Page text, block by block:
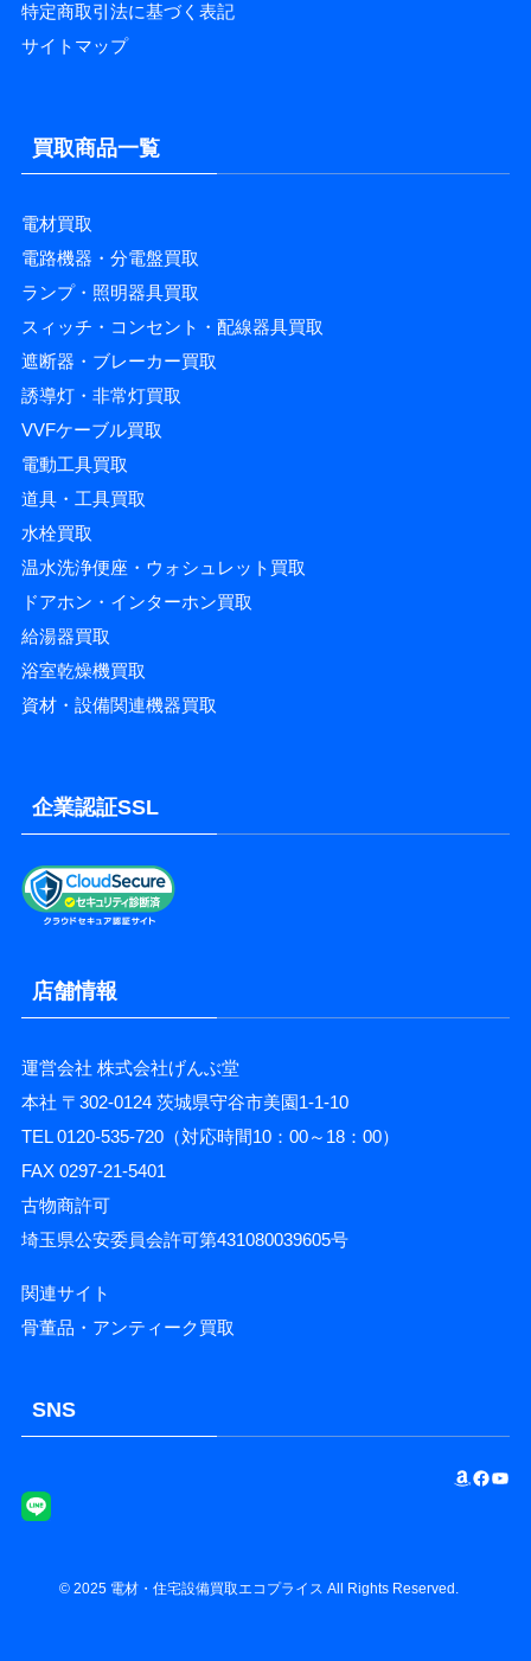
特定商取引法に基づく表記
サイトマップ
買取商品一覧
電材買取
電路機器・分電盤買取
ランプ・照明器具買取
スィッチ・コンセント・配線器具買取
遮断器・ブレーカー買取
誘導灯・非常灯買取
VVFケーブル買取
電動工具買取
道具・工具買取
水栓買取
温水洗浄便座・ウォシュレット買取
ドアホン・インターホン買取
給湯器買取
浴室乾燥機買取
資材・設備関連機器買取
企業認証SSL
店舗情報
運営会社 株式会社げんぶ堂
本社 〒302-0124 茨城県守谷市美園1-1-10
TEL 0120-535-720（対応時間10：00～18：00）
FAX 0297-21-5401
古物商許可
埼玉県公安委員会許可第431080039605号
関連サイト
骨董品・アンティーク買取
SNS
Amazon Facebook YouTube
©2025 電材・住宅設備買取エコプライス All Rights Reserved.